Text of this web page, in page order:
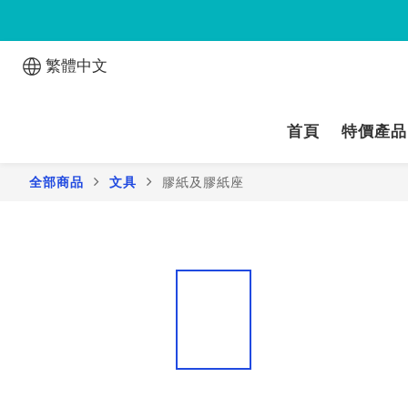
繁體中文
首頁 特價產品
全部商品 文具 膠紙及膠紙座